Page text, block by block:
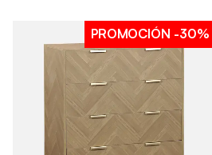
PROMOCIÓN -30%